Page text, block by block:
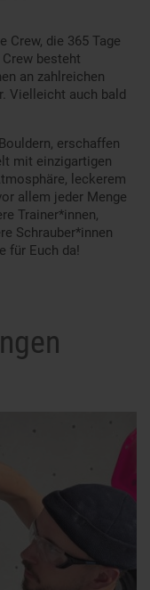
Crew, die 365 Tage
besteht
an zahlreichen
Vielleicht auch bald
erschaffen
mit einzigartigen
leckerem
allem jeder Menge
Trainer*innen,
Schrauber*innen
für Euch da!